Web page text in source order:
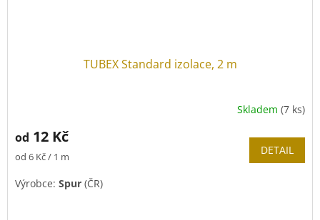
TUBEX Standard izolace, 2 m
Skladem (7 ks)
od 12 Kč
Měrná
od 6 Kč / 1 m DETAIL
Výrobce: Spur (ČR)